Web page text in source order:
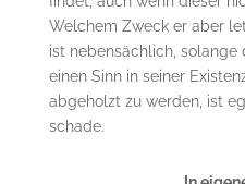
Welchem Zweck er aber
ist nebensächlich,
einen Sinn in seiner
abgeholzt zu werden, ist
schade.